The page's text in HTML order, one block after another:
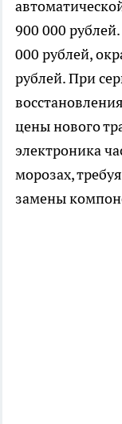
900 000
000 рублей,
рублей. При
цены нового
электроника
морозах,
замены